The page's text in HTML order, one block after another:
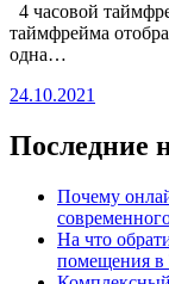
4 часовой
таймфрейма
одна…
24.10.2021
Последние
Почему
На что
помещения